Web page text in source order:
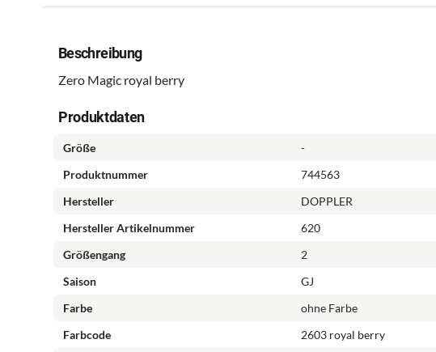
Beschreibung
Zero Magic royal berry
Produktdaten
Größe
-
Produktnummer
744563
Hersteller
DOPPLER
Hersteller Artikelnummer
620
Größengang
2
Saison
GJ
Farbe
ohne Farbe
Farbcode
2603 royal berry